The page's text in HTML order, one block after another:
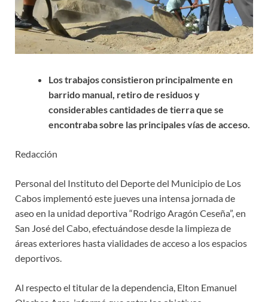
Los trabajos consistieron principalmente en
barrido manual, retiro de residuos y
considerables cantidades de tierra que se
encontraba sobre las principales vías de acceso.
Redacción
Personal del Instituto del Deporte del Municipio de Los
Cabos implementó este jueves una intensa jornada de
aseo en la unidad deportiva “Rodrigo Aragón Ceseña”, en
San José del Cabo, efectuándose desde la limpieza de
áreas exteriores hasta vialidades de acceso a los espacios
deportivos.
Al respecto el titular de la dependencia, Elton Emanuel